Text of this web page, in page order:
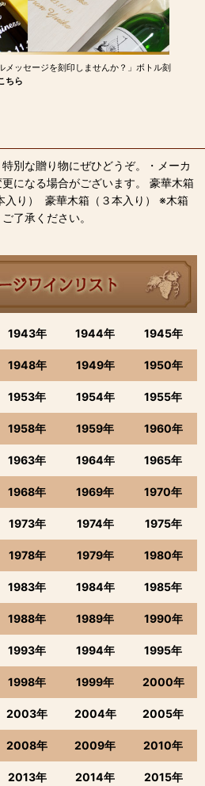
メッセージを刻印しませんか？」ボトル刻
ちら
別な贈り物にぜひどうぞ。・メーカ
になる場合がございます。 豪華木箱
入り） 豪華木箱（３本入り） ※木箱
了承ください。
1943年 1944年 1945年
1948年 1949年 1950年
1953年 1954年 1955年
1958年 1959年 1960年
1963年 1964年 1965年
1968年 1969年 1970年
1973年 1974年 1975年
1978年 1979年 1980年
1983年 1984年 1985年
1988年 1989年 1990年
1993年 1994年 1995年
1998年 1999年 2000年
2003年 2004年 2005年
2008年 2009年 2010年
2013年 2014年 2015年